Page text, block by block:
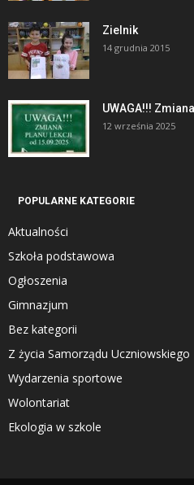
Zielnik
14 grudnia 2015
UWAGA!!!
12 września 2025
POPULARNE KATEGORIE
Aktualności
Szkoła podstawowa
Ogłoszenia
Gimnazjum
Bez kategorii
Z życia Samorządu Uczniowskiego
Wydarzenia sportowe
Wolontariat
Ekologia w szkole